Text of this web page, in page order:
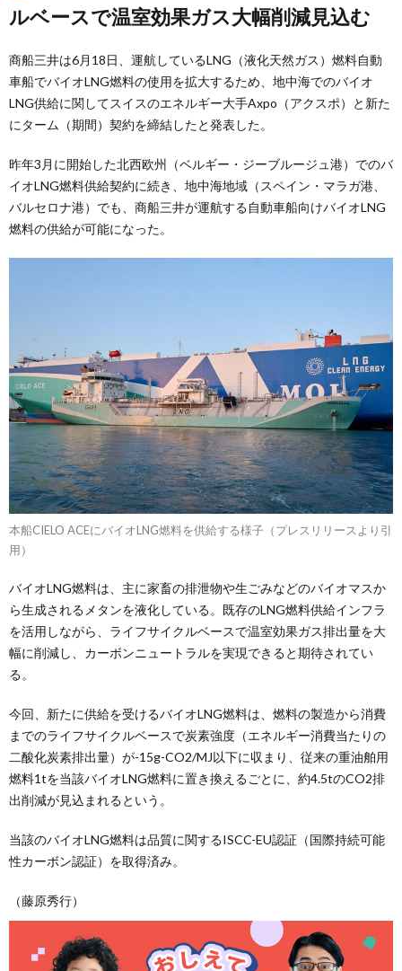
ルベースで温室効果ガス大幅削減見込む
商船三井は6月18日、運航しているLNG（液化天然ガス）燃料自動
車船でバイオLNG燃料の使用を拡大するため、地中海でのバイオ
LNG供給に関してスイスのエネルギー大手Axpo（アクスポ）と新た
にターム（期間）契約を締結したと発表した。
昨年3月に開始した北西欧州（ベルギー・ジーブルージュ港）でのバ
イオLNG燃料供給契約に続き、地中海地域（スペイン・マラガ港、
バルセロナ港）でも、商船三井が運航する自動車船向けバイオLNG
燃料の供給が可能になった。
本船CIELO ACEにバイオLNG燃料を供給する様子（プレスリリースより引
用）
バイオLNG燃料は、主に家畜の排泄物や生ごみなどのバイオマスか
ら生成されるメタンを液化している。既存のLNG燃料供給インフラ
を活用しながら、ライフサイクルベースで温室効果ガス排出量を大
幅に削減し、カーボンニュートラルを実現できると期待されてい
る。
今回、新たに供給を受けるバイオLNG燃料は、燃料の製造から消費
までのライフサイクルベースで炭素強度（エネルギー消費当たりの
二酸化炭素排出量）が-15g-CO2/MJ以下に収まり、従来の重油舶用
燃料1tを当該バイオLNG燃料に置き換えるごとに、約4.5tのCO2排
出削減が見込まれるという。
当該のバイオLNG燃料は品質に関するISCC-EU認証（国際持続可能
性カーボン認証）を取得済み。
（藤原秀行）